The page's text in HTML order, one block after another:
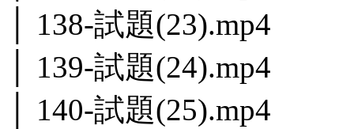
│ 138-試題(23).mp4
│ 139-試題(24).mp4
│ 140-試題(25).mp4